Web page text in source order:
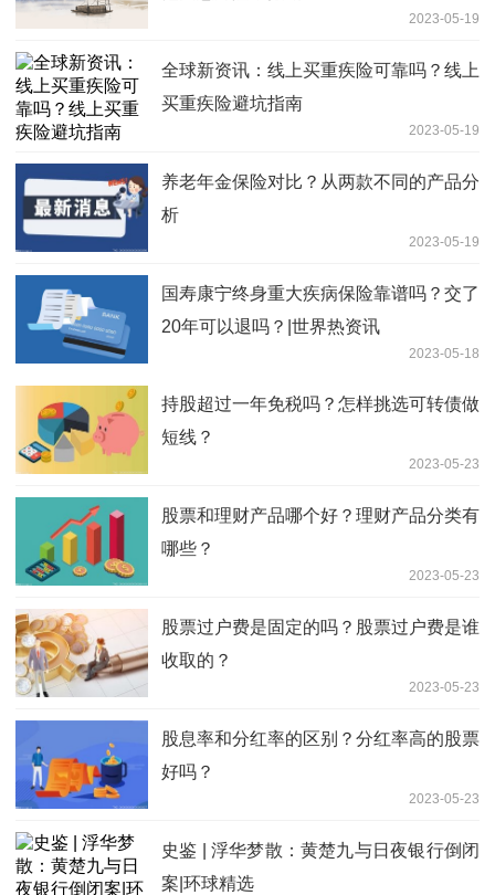
2023-05-19
全球新资讯：线上买重疾险可靠吗？线上
买重疾险避坑指南
2023-05-19
养老年金保险对比？从两款不同的产品分
析
2023-05-19
国寿康宁终身重大疾病保险靠谱吗？交了
20年可以退吗？|世界热资讯
2023-05-18
持股超过一年免税吗？怎样挑选可转债做
短线？
2023-05-23
股票和理财产品哪个好？理财产品分类有
哪些？
2023-05-23
股票过户费是固定的吗？股票过户费是谁
收取的？
2023-05-23
股息率和分红率的区别？分红率高的股票
好吗？
2023-05-23
史鉴 | 浮华梦散：黄楚九与日夜银行倒闭
案|环球精选